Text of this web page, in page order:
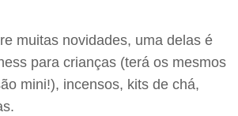
muitas novidades, uma delas é
para crianças (terá os mesmos
mini!), incensos, kits de chá,